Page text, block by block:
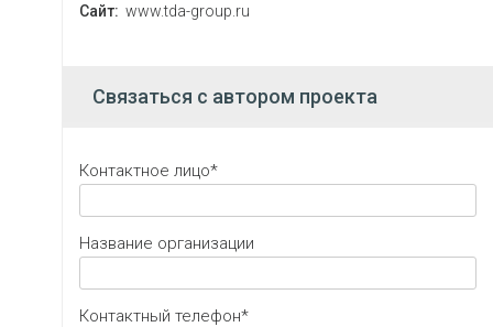
Сайт: www.tda-group.ru
Связаться с автором проекта
Контактное лицо*
Название организации
Контактный телефон*